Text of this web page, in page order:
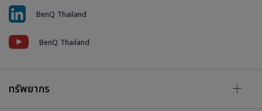
BenQ Thailand
BenQ Thailand
ทรัพยากร